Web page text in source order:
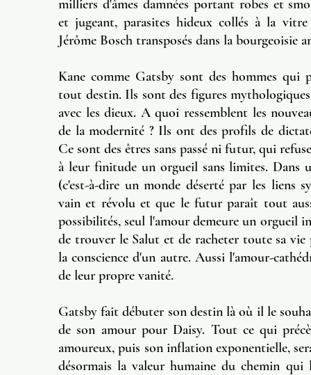
milliers d'âmes damnées portant robes et
et jugeant, parasites hideux collés à la
Jérôme Bosch transposés dans la bourgeoisie
Kane comme Gatsby sont des hommes qui
tout destin. Ils sont des figures
avec les dieux. A quoi ressemblent les
de la modernité ? Ils ont des profils de
Ce sont des êtres sans passé ni futur, qui
à leur finitude un orgueil sans limites. Dans
(c'est-à-dire un monde déserté par les liens
vain et révolu et que le futur paraît tout
possibilités, seul l'amour demeure un orgueil
de trouver le Salut et de racheter toute sa
la conscience d'un autre. Aussi l'amour-
de leur propre vanité.
Gatsby fait débuter son destin là où il le
de son amour pour Daisy. Tout ce qui
amoureux, puis son inflation exponentielle,
désormais la valeur humaine du chemin qui